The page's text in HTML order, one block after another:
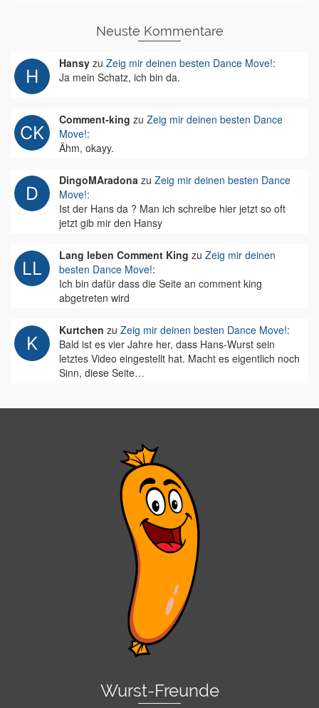
Neuste Kommentare
Hansy zu Zeig mir deinen besten Dance Move!:
Ja mein Schatz, ich bin da.
Comment-king zu Zeig mir deinen besten Dance
Move!:
Ähm, okayy.
DingoMAradona zu Zeig mir deinen besten Dance
Move!:
Ist der Hans da ? Man ich schreibe hier jetzt so oft
jetzt gib mir den Hansy
Lang leben Comment King zu Zeig mir deinen
besten Dance Move!:
Ich bin dafür dass die Seite an comment king
abgetreten wird
Kurtchen zu Zeig mir deinen besten Dance Move!:
Bald ist es vier Jahre her, dass Hans-Wurst sein
letztes Video eingestellt hat. Macht es eigentlich noch
Sinn, diese Seite…
Wurst-Freunde